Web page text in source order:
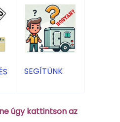
SEGÍTÜNK
úgy kattintson az